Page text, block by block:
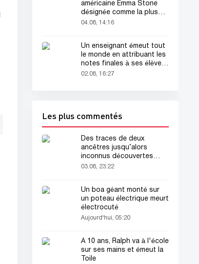
américaine Emma Stone
désignée comme la plus
belle femme du monde !
04.08, 14:16
Un enseignant émeut tout
le monde en attribuant les
notes finales à ses élèves
avant sa mort
02.08, 16:27
Les plus commentés
Des traces de deux
ancêtres jusqu’alors
inconnus découvertes
dans l’ADN humain
03.08, 23:22
Un boa géant monté sur
un poteau électrique meurt
électrocuté
Aujourd'hui, 05:20
À 10 ans, Ralph va à l'école
sur ses mains et émeut la
Toile